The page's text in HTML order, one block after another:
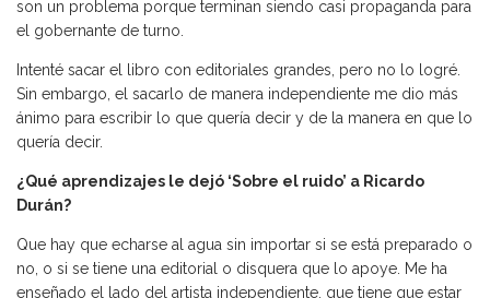
son un problema porque terminan siendo casi propaganda para
el gobernante de turno.
Intenté sacar el libro con editoriales grandes, pero no lo logré.
Sin embargo, el sacarlo de manera independiente me dio más
ánimo para escribir lo que quería decir y de la manera en que lo
quería decir.
¿Qué aprendizajes le dejó ‘Sobre el ruido’ a Ricardo
Durán?
Que hay que echarse al agua sin importar si se está preparado o
no, o si se tiene una editorial o disquera que lo apoye. Me ha
enseñado el lado del artista independiente, que tiene que estar